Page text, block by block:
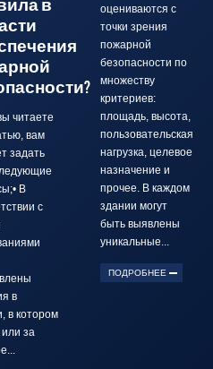
в
читаете
вам
задать
В
с
в
в котором
или за
оцениваются с
точки зрения
пожарной
безопасности по
множеству
критериев:
площадь, высота,
пользовательская
нагрузка, целевое
назначение и
прочее. В каждом
здании могут
быть выявлены
уникальные...
ПОДРОБНЕЕ